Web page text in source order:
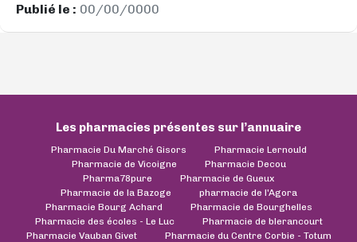
Publié le : 00/00/0000
Les pharmacies présentes sur l’annuaire
Pharmacie Du Marché Gisors
Pharmacie Lernould
Pharmacie de Vicoigne
Pharmacie Decou
Pharma78pure
Pharmacie de Gueux
Pharmacie de la Bazoge
pharmacie de l'Agora
Pharmacie Bourg Achard
Pharmacie de Bourghelles
Pharmacie des écoles - Le Luc
Pharmacie de blerancourt
Pharmacie Vauban Givet
Pharmacie du Centre Corbie - Totum